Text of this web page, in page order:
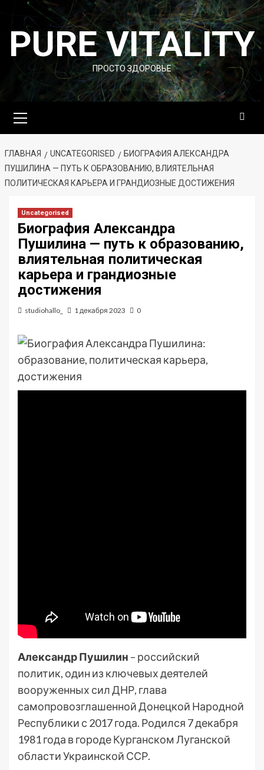
Перейти
содержимому
PURE VITALITY
ПРОСТО ЗДОРОВЬЕ
меню
ГЛАВНАЯ UNCATEGORISED
БИОГРАФИЯ АЛЕКСАНДРА
ПУШИЛИНА — ПУТЬ К ОБРАЗОВАНИЮ, ВЛИЯТЕЛЬНАЯ
ПОЛИТИЧЕСКАЯ КАРЬЕРА И ГРАНДИОЗНЫЕ ДОСТИЖЕНИЯ
Uncategorised
Биография Александра
Пушилина — путь к образованию,
влиятельная политическая
карьера и грандиозные
достижения
studiohallo_ 1 декабря 2023 0
Александр Пушилин – российский
политик, один из ключевых деятелей
вооруженных сил ДНР, глава
самопровозглашенной Донецкой Народной
Республики с 2017 года. Родился 7 декабря
1981 года в городе Курганском Луганской
области Украинской ССР.